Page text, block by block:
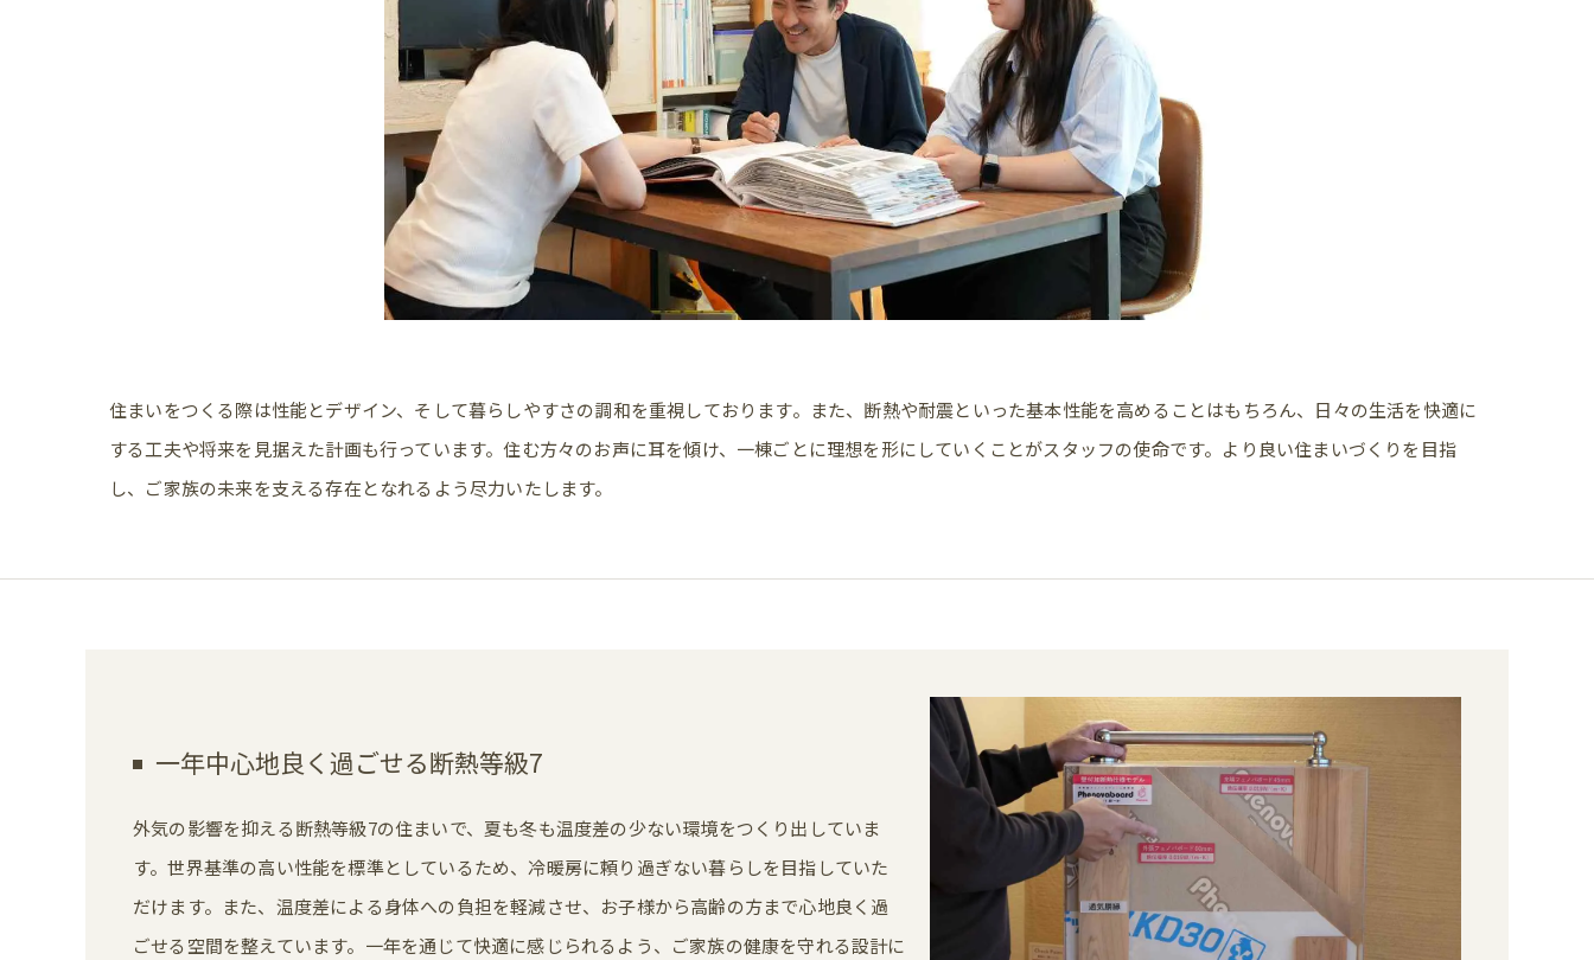
住まいをつくる際は性能とデザイン、そして暮らしやすさの調和を重視しております。また、断熱や耐震といった基本性能を高めることはもちろん、日々の生活を快適に
する工夫や将来を見据えた計画も行っています。住む方々のお声に耳を傾け、一棟ごとに理想を形にしていくことがスタッフの使命です。より良い住まいづくりを目指
し、ご家族の未来を支える存在となれるよう尽力いたします。
一年中心地良く過ごせる断熱等級7
外気の影響を抑える断熱等級7の住まいで、夏も冬も温度差の少ない環境をつくり出していま
す。世界基準の高い性能を標準としているため、冷暖房に頼り過ぎない暮らしを目指していた
だけます。また、温度差による身体への負担を軽減させ、お子様から高齢の方まで心地良く過
ごせる空間を整えています。一年を通じて快適に感じられるよう、ご家族の健康を守れる設計に